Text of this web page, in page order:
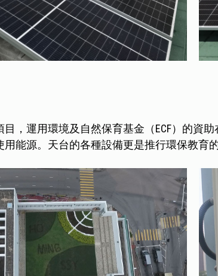
目，運用環境及自然保育基金（ECF）的資
能源。天台的各種設備更是推行環保教育的